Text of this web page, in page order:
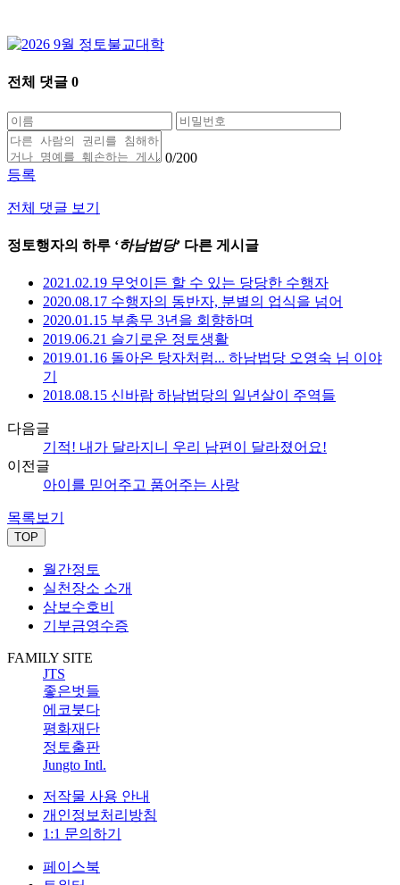
전체 댓글 0
0/200
등록
전체 댓글 보기
정토행자의 하루 ‘하남법당’ 다른 게시글
2021.02.19 무엇이든 할 수 있는 당당한 수행자
2020.08.17 수행자의 동반자, 분별의 업식을 넘어
2020.01.15 부총무 3년을 회향하며
2019.06.21 슬기로운 정토생활
2019.01.16 돌아온 탕자처럼... 하남법당 오영숙 님 이야
기
2018.08.15 신바람 하남법당의 일년살이 주역들
다음글
기적! 내가 달라지니 우리 남편이 달라졌어요!
이전글
아이를 믿어주고 품어주는 사랑
목록보기
TOP
월간정토
실천장소 소개
삼보수호비
기부금영수증
FAMILY SITE
JTS
좋은벗들
에코붓다
평화재단
정토출판
Jungto Intl.
저작물 사용 안내
개인정보처리방침
1:1 문의하기
페이스북